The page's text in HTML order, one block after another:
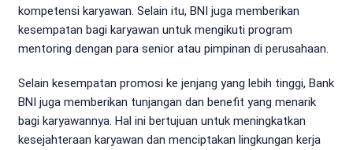
kompetensi karyawan. Selain itu, BNI juga memberikan
kesempatan bagi karyawan untuk mengikuti program
mentoring dengan para senior atau pimpinan di perusahaan.
Selain kesempatan promosi ke jenjang yang lebih tinggi, Bank
BNI juga memberikan tunjangan dan benefit yang menarik
bagi karyawannya. Hal ini bertujuan untuk meningkatkan
kesejahteraan karyawan dan menciptakan lingkungan kerja